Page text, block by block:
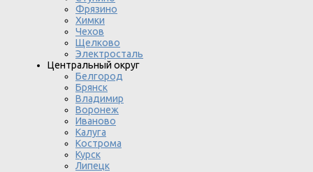
Фрязино
Химки
Чехов
Щелково
Электросталь
Центральный округ
Белгород
Брянск
Владимир
Воронеж
Иваново
Калуга
Кострома
Курск
Липецк